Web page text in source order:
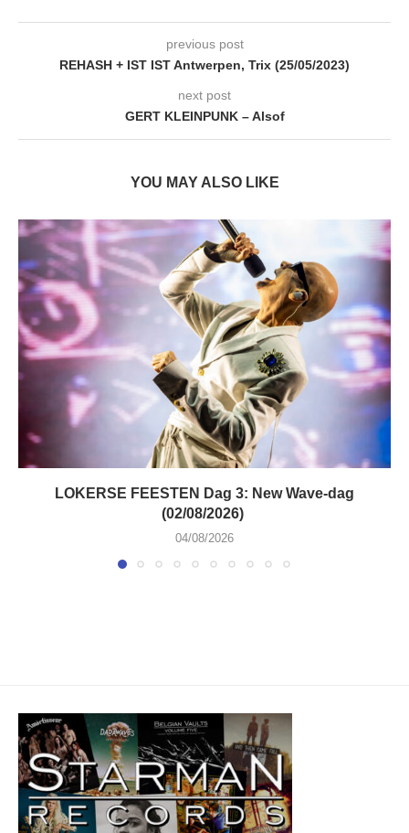
previous post
REHASH + IST IST Antwerpen, Trix (25/05/2023)
next post
GERT KLEINPUNK – Alsof
YOU MAY ALSO LIKE
LOKERSE FEESTEN Dag 3: New Wave-dag
(02/08/2026)
04/08/2026